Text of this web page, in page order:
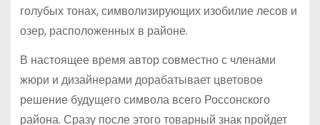
голубых тонах, символизирующих изобилие лесов и
озер, расположенных в районе.
В настоящее время автор совместно с членами
жюри и дизайнерами дорабатывает цветовое
решение будущего символа всего Россонского
района. Сразу после этого товарный знак пройдет